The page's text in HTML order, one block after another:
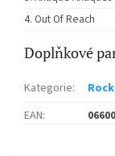
Out Of Reach
Doplňkové
Kategorie:
EAN: